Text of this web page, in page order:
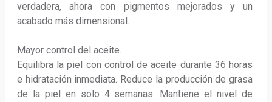
verdadera, ahora con pigmentos mejorados y un
acabado más dimensional.
Mayor control del aceite.
Equilibra la piel con control de aceite durante 36 horas
e hidratación inmediata. Reduce la producción de grasa
de la piel en solo 4 semanas. Mantiene el nivel de